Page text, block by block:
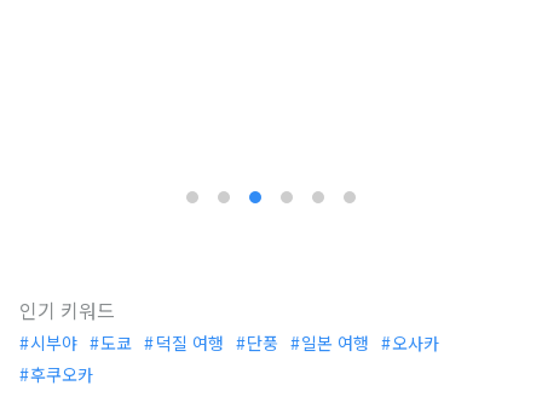
인기 키워드
시부야 도쿄 덕질 여행 단풍 일본 여행
오사카
후쿠오카